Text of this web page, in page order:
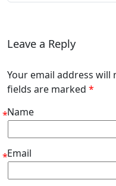
Leave a Reply
Your email address will
fields are marked *
Name
*
Email
*